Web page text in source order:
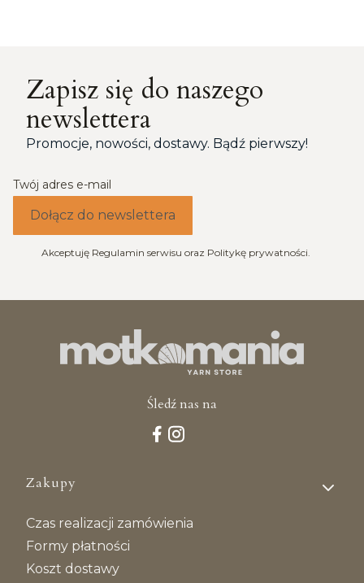
Zapisz się do naszego
newslettera
Promocje, nowości, dostawy. Bądź pierwszy!
Twój adres e-mail
Dołącz do newslettera
Akceptuję Regulamin serwisu oraz Politykę prywatności.
Śledź nas na
Linki w stopce
Zakupy
Czas realizacji zamówienia
Formy płatności
Koszt dostawy